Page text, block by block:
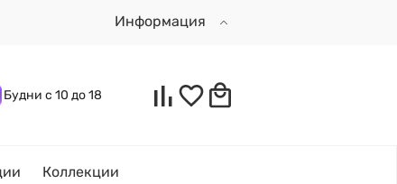
Информация
Будни с 10 до 18
Коллекции